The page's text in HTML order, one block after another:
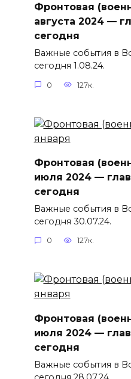
Фронтовая
августа 2024 —
сегодня
Важные события в
сегодня 1.08.24.
0 127к.
Фронтовая
июля 2024 —
сегодня
Важные события в
сегодня 30.07.24.
0 127к.
Фронтовая
июля 2024 —
сегодня
Важные события в